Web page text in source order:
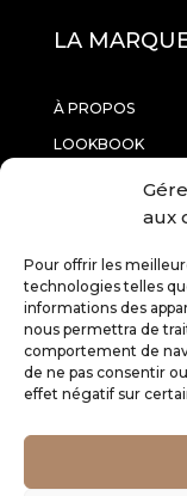
aux
Pour offrir les
technologies telles
informations des
nous permettra de
comportement de
de ne pas consentir
effet négatif sur
LA
À PROPOS
LOOKBOOK
CONTACTEZ-
RETOURS
CGV
MENTIONS
SERVICE